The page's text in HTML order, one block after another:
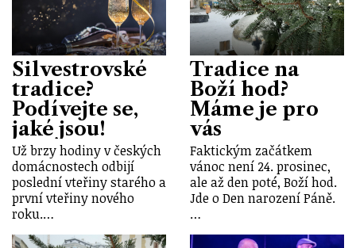
Silvestrovské
tradice?
Podívejte se,
jaké jsou!
Už brzy hodiny v českých
domácnostech odbijí
poslední vteřiny starého a
první vteřiny nového
roku.…
Tradice na
Boží hod?
Máme je pro
vás
Faktickým začátkem
vánoc není 24. prosinec,
ale až den poté, Boží hod.
Jde o Den narození Páně.
…